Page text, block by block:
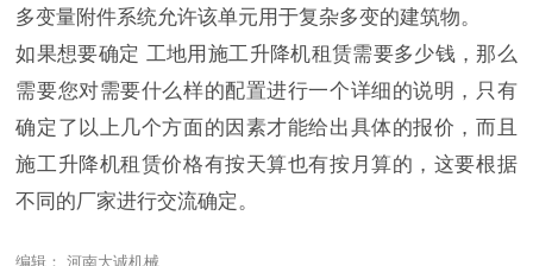
多变量附件系统允许该单元用于复杂多变的建筑物。
如果想要确定 工地用施工升降机租赁需要多少钱，那么
需要您对需要什么样的配置进行一个详细的说明，只有
确定了以上几个方面的因素才能给出具体的报价，而且
施工升降机租赁价格有按天算也有按月算的，这要根据
不同的厂家进行交流确定。
编辑： 河南大诚机械